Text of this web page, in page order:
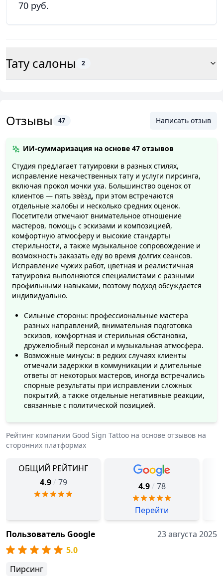
70 руб.
Тату салоны 2
Отзывы 47 Написать отзыв
ИИ-суммаризация на основе 47 отзывов
Студия предлагает татуировки в разных стилях,
исправление некачественных тату и услуги пирсинга,
включая прокол мочки уха. Большинство оценок от
клиентов — пять звёзд, при этом встречаются
отдельные жалобы и несколько средних оценок.
Посетители отмечают внимательное отношение
мастеров, помощь с эскизами и композицией,
комфортную атмосферу и высокие стандарты
стерильности, а также музыкальное сопровождение и
возможность заказать еду во время долгих сеансов.
Исправление чужих работ, цветная и реалистичная
татуировка выполняются специалистами с разными
профильными навыками, поэтому подход обсуждается
индивидуально.
Сильные стороны: профессиональные мастера
разных направлений, внимательная подготовка
эскизов, комфортная и стерильная обстановка,
дружелюбный персонал и музыкальная атмосфера.
Возможные минусы: в редких случаях клиенты
отмечали задержки в коммуникации и длительные
ответы от некоторых мастеров, иногда встречались
спорные результаты при исправлении сложных
покрытий, а также отдельные негативные реакции,
связанные с политической позицией.
Рейтинг компании Good Sign Tattoo на основе отзывов на
сторонних платформах
ОБЩИЙ РЕЙТИНГ
4.9 / 79 4.9 / 78
Перейти
Пользователь Google
23 августа 2025
5.0
Пирсинг